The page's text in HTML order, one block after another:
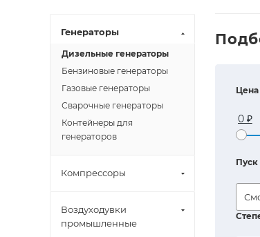
Цена
Пуск
Генераторы
Дизельные генераторы
Бензиновые генераторы
Газовые генераторы
Сварочные генераторы
Контейнеры для
генераторов
Компрессоры
Воздуходувки
промышленные